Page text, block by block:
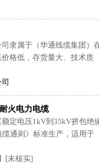
隶属于（华通线缆集团）
格低，存货量大、技术质
火电力电缆
定电压1kV到35kV挤包绝
通则》标准生产，适用于
[未核实]